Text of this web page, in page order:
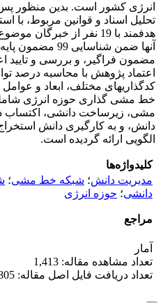
انرژی کشور است. بدین منظور
تحلیل اسناد و قوانین مربوط، با
هدفمند با 19 نفر از
مضمون فراگیر، و بررسی و تایید
اعتماد پژوهش با محاسبه درصد
کدگذاریهای مختلف، ابعاد و
خط مشی گذاری حوزه انرژی
مشی، زیرساخت دانشی، اکتساب
دانش، و به کارگیری دانش
الگویی ارائه گردیده است.
کلیدواژه‌ها
مدیریت دانش؛ شبکه خط مشی؛
دانشی؛ حوزه انرژی‌
مراجع
آمار
تعداد مشاهده مقاله: 1,413
تعداد دریافت فایل اصل مقاله: 805